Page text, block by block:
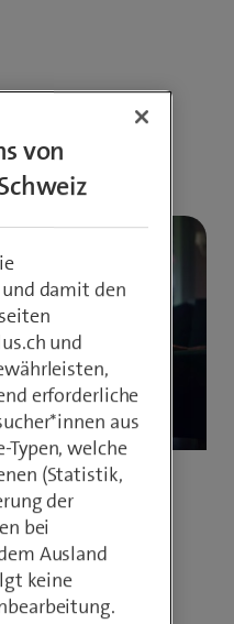
wie der
von
damit den
und
erforderliche
aus
Typen, welche
(Statistik,
der
bei
Ausland
keine